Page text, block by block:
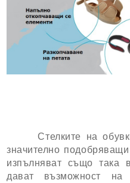
Стелките на
значително
изпълняват също така
дават възможност